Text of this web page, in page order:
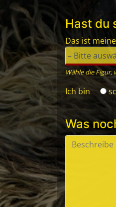
Hast du
Das ist
Wähle die
Ich bin
Was